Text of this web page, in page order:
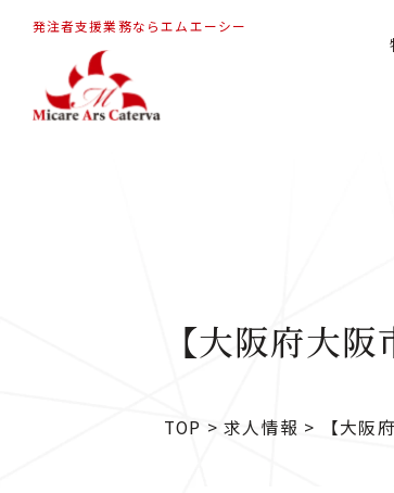
発注者支援業務ならエムエーシー
【大阪府大
TOP >求人情報 > 【大阪